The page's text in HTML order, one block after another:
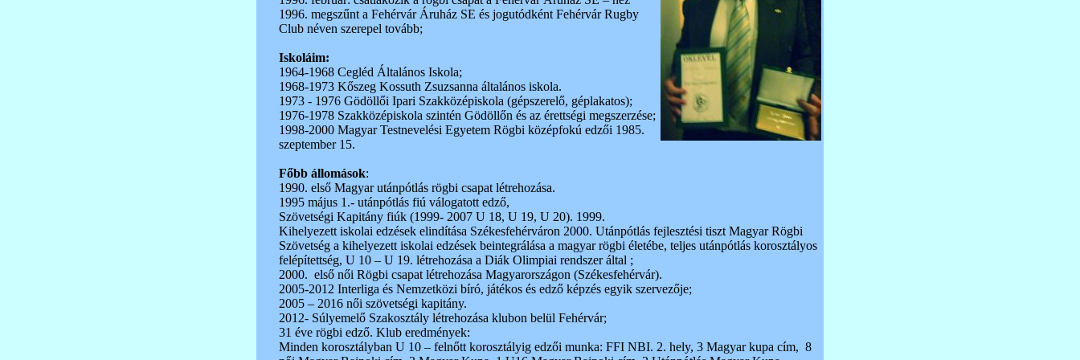
1996. megszűnt a Fehérvár Áruház SE és jogutódként Fehérvár Rugby
Club néven szerepel tovább;
Iskoláim:
1964-1968 Cegléd Általános Iskola;
1968-1973 Kőszeg Kossuth Zsuzsanna általános iskola.
1973 - 1976 Gödöllői Ipari Szakközépiskola (gépszerelő, géplakatos);
1976-1978 Szakközépiskola szintén Gödöllőn és az érettségi megszerzése;
1998-2000 Magyar Testnevelési Egyetem Rögbi középfokú edzői 1985.
szeptember 15.
Főbb állomások:
1990. első Magyar utánpótlás rögbi csapat létrehozása.
1995 május 1.- utánpótlás fiú válogatott edző,
Szövetségi Kapitány fiúk (1999- 2007 U 18, U 19, U 20). 1999.
Kihelyezett iskolai edzések elindítása Székesfehérváron 2000. Utánpótlás fejlesztési tiszt Magyar Rögbi
Szövetség a kihelyezett iskolai edzések beintegrálása a magyar rögbi életébe, teljes utánpótlás korosztályos
felépítettség, U 10 – U 19. létrehozása a Diák Olimpiai rendszer által ;
2000. első női Rögbi csapat létrehozása Magyarországon (Székesfehérvár).
2005-2012 Interliga és Nemzetközi bíró, játékos és edző képzés egyik szervezője;
2005 – 2016 női szövetségi kapitány.
2012- Súlyemelő Szakosztály létrehozása klubon belül Fehérvár;
31 éve rögbi edző. Klub eredmények:
Minden korosztályban U 10 – felnőtt korosztályig edzői munka: FFI NBI. 2. hely, 3 Magyar kupa cím, 8